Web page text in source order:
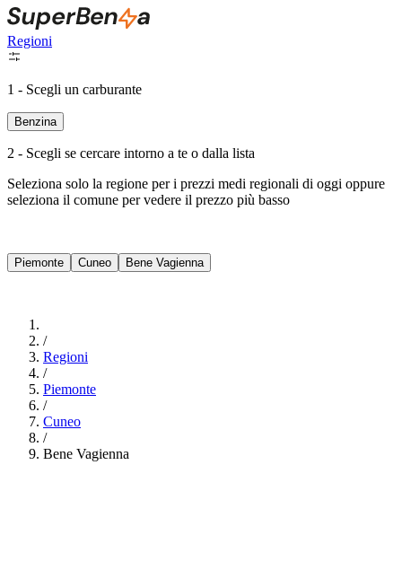
Regioni
1 - Scegli un carburante
Benzina
2 - Scegli se cercare intorno a te o dalla lista
Seleziona solo la regione per i prezzi medi regionali di oggi oppure
seleziona il comune per vedere il prezzo più basso
Piemonte Cuneo Bene Vagienna
/
Regioni
/
Piemonte
/
Cuneo
/
Bene Vagienna